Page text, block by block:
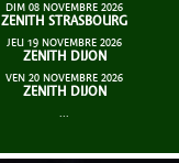
DIM 08 NOVEMBRE 2026
ZENITH STRASBOURG
JEU 19 NOVEMBRE 2026
ZENITH DIJON
VEN 20 NOVEMBRE 2026
ZENITH DIJON